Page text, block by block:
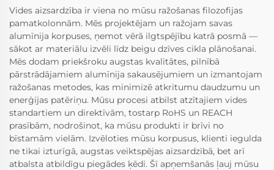
Vides aizsardzība ir viena no mūsu ražošanas filozofijas
pamatkolonnām. Mēs projektējam un ražojam savas
alumīnija korpuses, ņemot vērā ilgtspējību katrā posmā —
sākot ar materiālu izvēli līdz beigu dzīves cikla plānošanai.
Mēs dodam priekšroku augstas kvalitātes, pilnībā
pārstrādājamiem alumīnija sakausējumiem un izmantojam
ražošanas metodes, kas minimizē atkritumu daudzumu un
enerģijas patēriņu. Mūsu procesi atbilst atzītajiem vides
standartiem un direktīvām, tostarp RoHS un REACH
prasībām, nodrošinot, ka mūsu produkti ir brīvi no
bīstamām vielām. Izvēloties mūsu korpusus, klienti iegulda
ne tikai izturīgā, augstas veiktspējas aizsardzībā, bet arī
atbalsta atbildīgu piegādes ķēdi. Šī apņemšanās ļauj mūsu